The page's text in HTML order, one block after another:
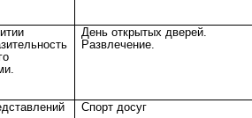
День открытых дверей.
Развлечение.
Спорт досуг